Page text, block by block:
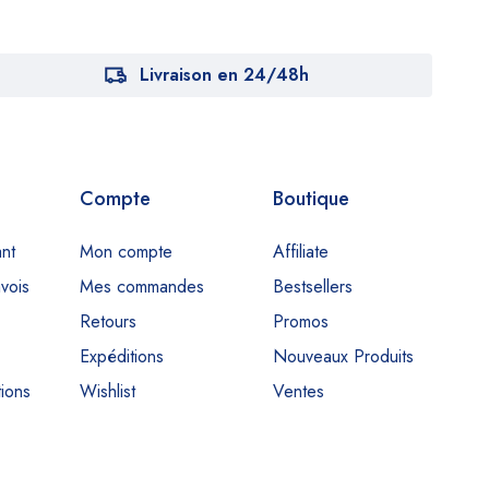
Livraison en 24/48h
Compte
Mon compte
Mes commandes
Retours
Expéditions
Wishlist
Boutique
Affiliate
Bestsellers
Promos
Nouveaux Produits
Ventes